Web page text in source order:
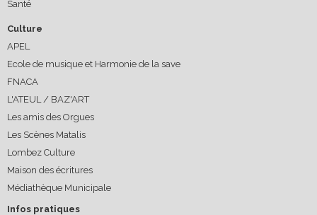
Santé
Culture
APEL
Ecole de musique et Harmonie de la save
FNACA
L'ATEUL / BAZ'ART
Les amis des Orgues
Les Scènes Matalis
Lombez Culture
Maison des écritures
Médiathèque Municipale
Infos pratiques